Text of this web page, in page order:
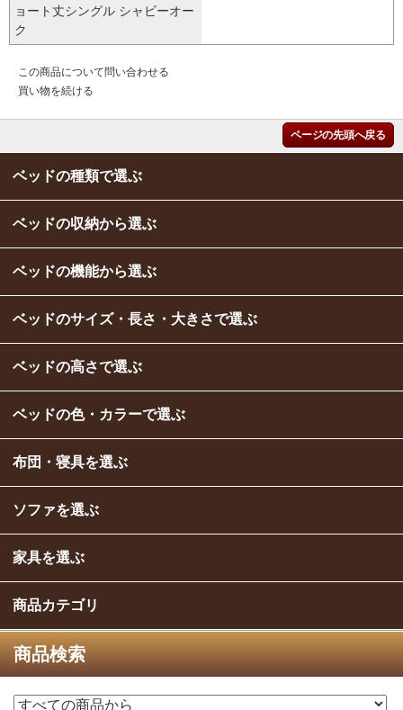
ョート丈シングル シャビーオー
ク
この商品について問い合わせる
買い物を続ける
ページの先頭へ戻る
ベッドの種類で選ぶ
ベッドの収納から選ぶ
ベッドの機能から選ぶ
ベッドのサイズ・長さ・大きさで選ぶ
ベッドの高さで選ぶ
ベッドの色・カラーで選ぶ
布団・寝具を選ぶ
ソファを選ぶ
家具を選ぶ
商品カテゴリ
商品検索